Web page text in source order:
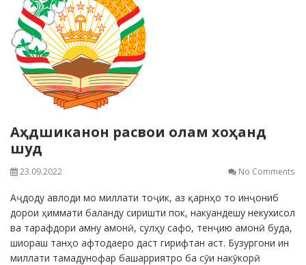
Аҳдшиканон расвои олам хоҳанд
шуд
23.09.2022 No Comments
Аҷдоду авлоди мо миллати тоҷик, аз қарнҳо то инҷониб
дорои ҳиммати баланду сиришти пок, накуандешу некухисол
ва тарафдори амну амонӣ, сулҳу сафо, тенҷию амонӣ буда,
шиораш танҳо афтодаеро даст гирифтан аст. Бузургони ин
миллати тамадунофар башарриятро ба сӯи накӯкорӣ